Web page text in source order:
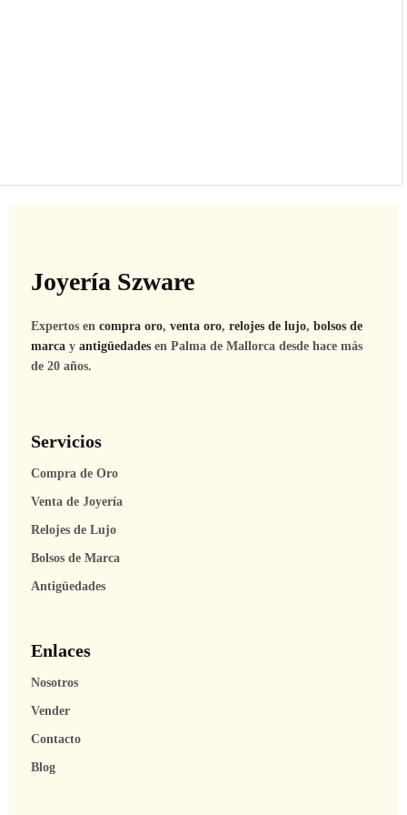
Joyería Szware
Expertos en compra oro, venta oro, relojes de lujo, bolsos de
marca y antigüedades en Palma de Mallorca desde hace más
de 20 años.
Servicios
Compra de Oro
Venta de Joyería
Relojes de Lujo
Bolsos de Marca
Antigüedades
Enlaces
Nosotros
Vender
Contacto
Blog